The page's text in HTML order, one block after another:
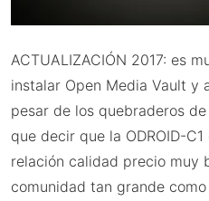
ACTUALIZACIÓN 2017: es
instalar Open Media Vault y
pesar de los quebraderos
que decir que la ODROID-
relación calidad precio muy
comunidad tan grande